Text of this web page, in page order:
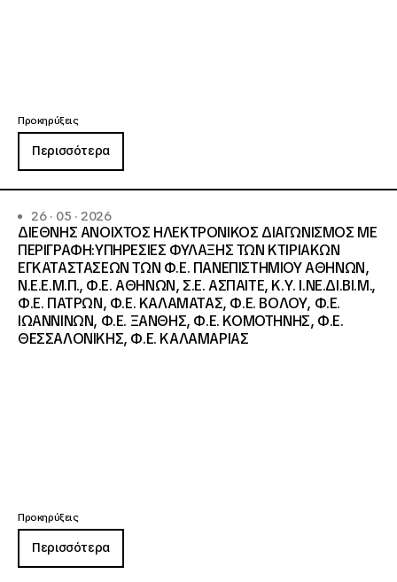
Προκηρύξεις
Περισσότερα
26 · 05 · 2026
ΔΙΕΘΝΗΣ ΑΝΟΙΧΤΟΣ ΗΛΕΚΤΡΟΝΙΚΟΣ ΔΙΑΓΩΝΙΣΜΟΣ ΜΕ
ΠΕΡΙΓΡΑΦΗ:ΥΠΗΡΕΣΙΕΣ ΦΥΛΑΞΗΣ ΤΩΝ ΚΤΙΡΙΑΚΩΝ
ΕΓΚΑΤΑΣΤΑΣΕΩΝ ΤΩΝ Φ.Ε. ΠΑΝΕΠΙΣΤΗΜΙΟΥ ΑΘΗΝΩΝ,
Ν.Ε.Ε.Μ.Π., Φ.Ε. ΑΘΗΝΩΝ, Σ.Ε. ΑΣΠΑΙΤΕ, Κ.Υ. Ι.ΝΕ.ΔΙ.ΒΙ.Μ.,
Φ.Ε. ΠΑΤΡΩΝ, Φ.Ε. ΚΑΛΑΜΑΤΑΣ, Φ.Ε. ΒΟΛΟΥ, Φ.Ε.
ΙΩΑΝΝΙΝΩΝ, Φ.Ε. ΞΑΝΘΗΣ, Φ.Ε. ΚΟΜΟΤΗΝΗΣ, Φ.Ε.
ΘΕΣΣΑΛΟΝΙΚΗΣ, Φ.Ε. ΚΑΛΑΜΑΡΙΑΣ
Προκηρύξεις
Περισσότερα